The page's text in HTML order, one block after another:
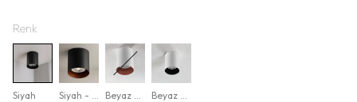
Renk
Siyah Siyah - Oranj Beyaz - Oranj Beyaz - Siyah